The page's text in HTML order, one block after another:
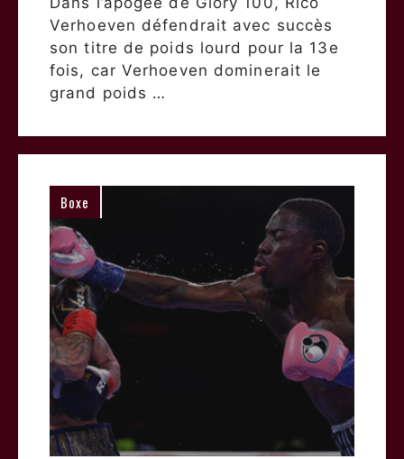
Verhoeven défendrait avec succès
son titre de poids lourd pour la 13e
fois, car Verhoeven dominerait le
grand poids …
Boxe